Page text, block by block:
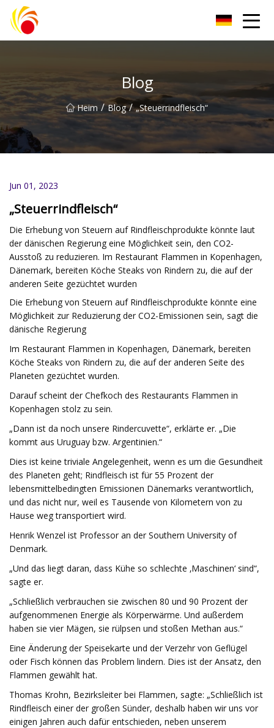
Blog
Heim / Blog / „Steuerrindfleisch“
Jun 01, 2023
„Steuerrindfleisch“
Die Erhebung von Steuern auf Rindfleischprodukte könnte laut
der dänischen Regierung eine Möglichkeit sein, den CO2-
Ausstoß zu reduzieren. Im Restaurant Flammen in Kopenhagen,
Dänemark, bereiten Köche Steaks von Rindern zu, die auf der
anderen Seite gezüchtet wurden
Die Erhebung von Steuern auf Rindfleischprodukte könnte eine
Möglichkeit zur Reduzierung der CO2-Emissionen sein, sagt die
dänische Regierung
Im Restaurant Flammen in Kopenhagen, Dänemark, bereiten
Köche Steaks von Rindern zu, die auf der anderen Seite des
Planeten gezüchtet wurden.
Darauf scheint der Chefkoch des Restaurants Flammen in
Kopenhagen stolz zu sein.
„Dann ist da noch unsere Rindercuvette“, erklärte er. „Die
kommt aus Uruguay bzw. Argentinien.“
Dies ist keine triviale Angelegenheit, wenn es um die Gesundheit
des Planeten geht; Rindfleisch ist für 55 Prozent der
lebensmittelbedingten Emissionen Dänemarks verantwortlich,
und das nicht nur, weil es Tausende von Kilometern von zu
Hause weg transportiert wird.
Henrik Wenzel ist Professor an der Southern University of
Denmark.
„Und das liegt daran, dass Kühe so schlechte ‚Maschinen‘ sind“,
sagte er.
„Schließlich verbrauchen sie zwischen 80 und 90 Prozent der
aufgenommenen Energie als Körperwärme. Und außerdem
haben sie vier Mägen, sie rülpsen und stoßen Methan aus.“
Eine Änderung der Speisekarte und der Verzehr von Geflügel
oder Fisch können das Problem lindern. Dies ist der Ansatz, den
Flammen gewählt hat.
Thomas Krohn, Bezirksleiter bei Flammen, sagte: „Schließlich ist
Rindfleisch einer der großen Sünder, deshalb haben wir uns vor
einigen Jahren auch dafür entschieden, neben unserem